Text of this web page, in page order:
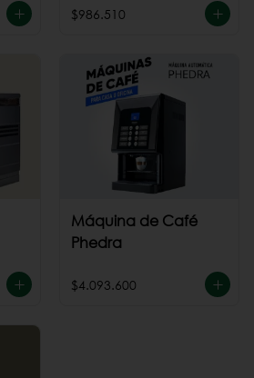
$986.510
Máquina de Café
Phedra
$4.093.600